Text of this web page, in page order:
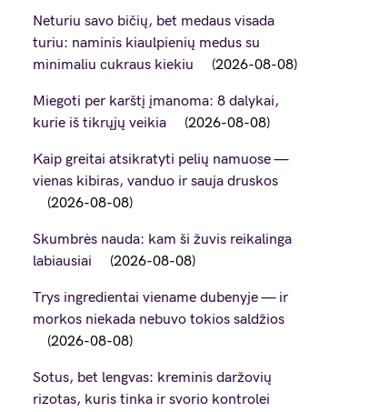
Neturiu savo bičių, bet medaus visada
turiu: naminis kiaulpienių medus su
minimaliu cukraus kiekiu
2026-08-08
Miegoti per karštį įmanoma: 8 dalykai,
kurie iš tikrųjų veikia
2026-08-08
Kaip greitai atsikratyti pelių namuose —
vienas kibiras, vanduo ir sauja druskos
2026-08-08
Skumbrės nauda: kam ši žuvis reikalinga
labiausiai
2026-08-08
Trys ingredientai viename dubenyje — ir
morkos niekada nebuvo tokios saldžios
2026-08-08
Sotus, bet lengvas: kreminis daržovių
rizotas, kuris tinka ir svorio kontrolei